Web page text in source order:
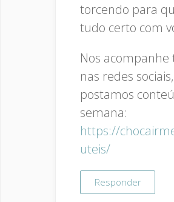
torcendo para
tudo certo com
Nos
nas redes
postamos
semana:
https://
uteis/
Responder